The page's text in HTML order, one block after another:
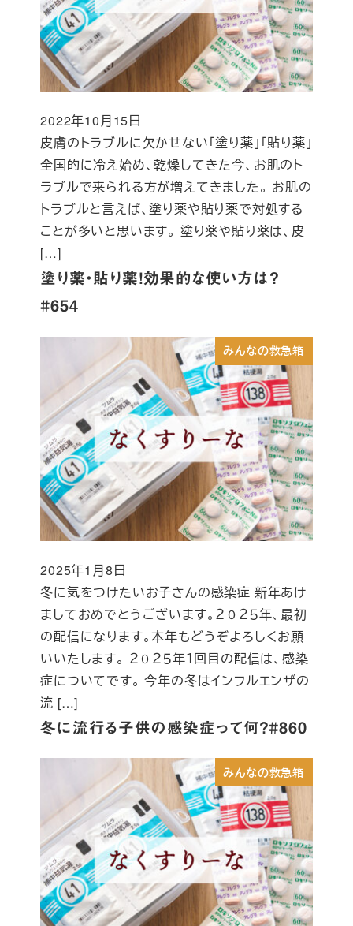
塗り薬・貼り薬！効果的な使い方は？
#654
皮膚のトラブルに欠かせない「塗り薬」「貼り薬」
全国的に冷え始め、乾燥してきた今、お肌のト
ラブルで来られる方が増えてきました。 お肌の
トラブルと言えば、塗り薬や貼り薬で対処する
ことが多いと思います。 塗り薬や貼り薬は、皮
[…]
投稿日
2022年10月15日
みんなの救急箱
冬に流行る子供の感染症って何？#860
冬に気をつけたいお子さんの感染症 新年あけ
ましておめでとうございます。２０２５年、最初
の配信になります。本年もどうぞよろしくお願
いいたします。 ２０２５年１回目の配信は、感染
症についてです。 今年の冬はインフルエンザの
流 […]
投稿日
2025年1月8日
みんなの救急箱